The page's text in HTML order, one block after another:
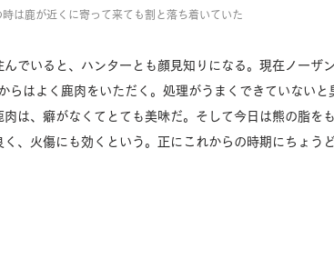
時は鹿が近くに寄って来ても割と落ち着いていた
でいると、ハンターとも顔見知りになる。現在ノーザ
らはよく鹿肉をいただく。処理がうまくできていないと
は、癖がなくてとても美味だ。そして今日は熊の脂を
、火傷にも効くという。正にこれからの時期にちょう